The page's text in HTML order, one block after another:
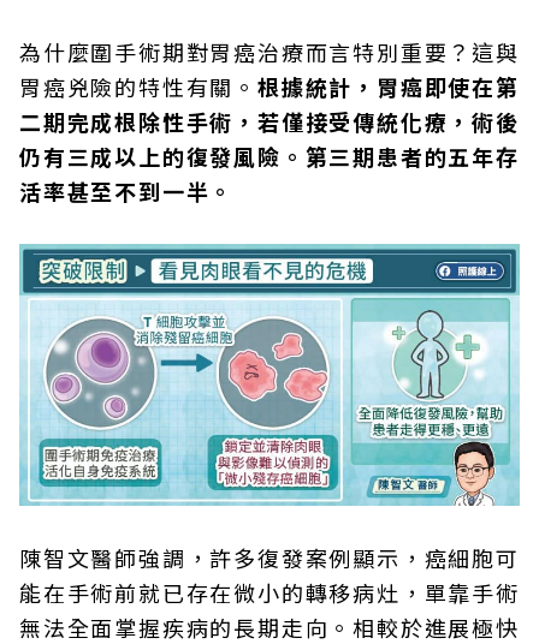
為什麼圍手術期對胃癌治療而言特別重要？這與
胃癌兇險的特性有關。 根據統計，胃癌即使在第
二期完成根除性手術，若僅接受傳統化療，術後
仍有三成以上的復發風險。第三期患者的五年存
活率甚至不到一半。
陳智文醫師強調，許多復發案例顯示，癌細胞可
能在手術前就已存在微小的轉移病灶，單靠手術
無法全面掌握疾病的長期走向。相較於進展極快